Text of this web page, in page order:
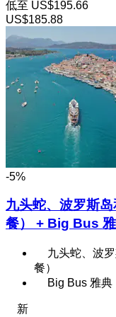
低至 US$195.66
US$185.88
-5%
九头蛇、波罗斯
餐） + Big Bus
九头蛇、波
餐）
Big Bus 雅
新